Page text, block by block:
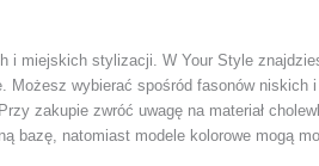
i miejskich stylizacji. W Your Style
Możesz wybierać spośród fasonów
zakupie zwróć uwagę na materiał
bazę, natomiast modele kolorowe mogą